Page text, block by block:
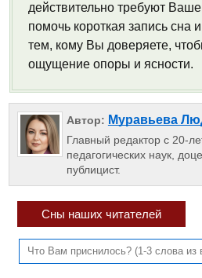
действительно требуют
помочь короткая запись сна
тем, кому Вы доверяете,
ощущение опоры и ясности.
Автор: Муравьева
Главный редактор с 20-
педагогических наук,
публицист.
Сны наших читателей